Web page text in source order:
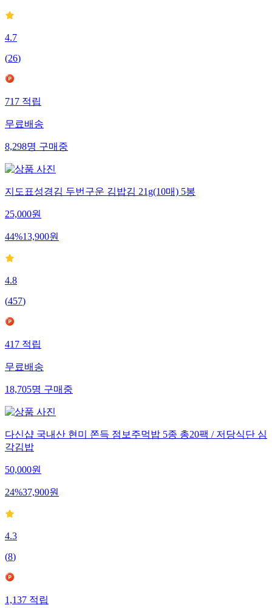
4.7
(26)
717적립
무료배송
8,298명구매중
지도표성경김 두번구운 김밥김 21g(10매) 5봉
25,000원
44%13,900원
4.8
(457)
417적립
무료배송
18,705명구매중
다신샵 국내산 현미 쫀득 점보주먹밥 5종 총20팩 / 저당식단 심
각김밥
50,000원
24%37,900원
4.3
(8)
1,137적립